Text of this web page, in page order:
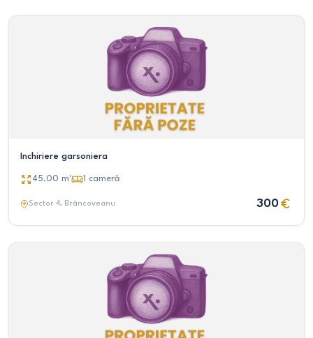
Inchiriere garsoniera
45.00 m² 1 cameră
Sector 4, Brâncoveanu 300